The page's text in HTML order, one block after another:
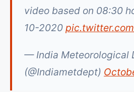
video based on 08:30
10-2020
— India Meteorological
(@Indiametdept)